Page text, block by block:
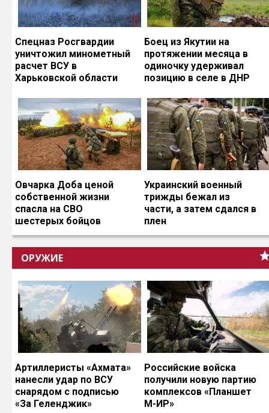
Спецназ Росгвардии
уничтожил минометный
расчет ВСУ в
Харьковской области
Боец из Якутии на
протяжении месяца в
одиночку удерживал
позицию в селе в ДНР
Овчарка Доба ценой
собственной жизни
спасла на СВО
шестерых бойцов
Украинский военный
трижды бежал из
части, а затем сдался в
плен
ОРУЖИЕ
Артиллеристы «Ахмата»
нанесли удар по ВСУ
снарядом с подписью
«За Геленджик»
Российские войска
получили новую партию
комплексов «Планшет
М-ИР»